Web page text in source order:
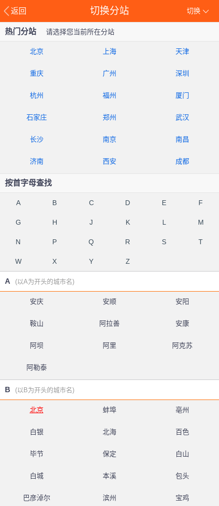
返回 切换
切换分站
热门分站 请选择您当前所在分站
北京 上海 天津
重庆 广州 深圳
杭州 福州 厦门
石家庄 郑州 武汉
长沙 南京 南昌
济南 西安 成都
按首字母查找
A B C D E F
G H J K L M
N P Q R S T
W X Y Z
A (以A为开头的城市名)
安庆 安顺 安阳
鞍山 阿拉善 安康
阿坝 阿里 阿克苏
阿勒泰
B (以B为开头的城市名)
北京 蚌埠 亳州
白银 北海 百色
毕节 保定 白山
白城 本溪 包头
巴彦淖尔 滨州 宝鸡